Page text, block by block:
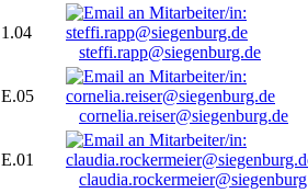
1.04
steffi.rapp@siegenburg.de
E.05
cornelia.reiser@siegenburg.de
E.01